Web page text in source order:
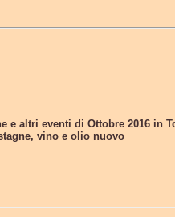
e altri eventi di Ottobre 2016 in
vino e olio nuovo